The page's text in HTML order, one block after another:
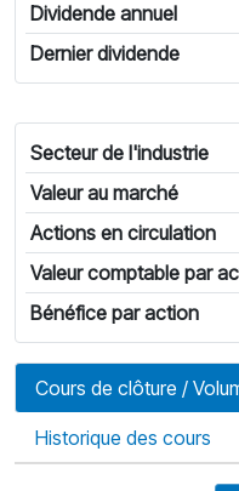
Dividende annuel
Dernier dividende
Secteur de l'industrie
Valeur au marché
Actions en circulation
Valeur comptable par
Bénéfice par action
Cours de clôture /
Historique des cours